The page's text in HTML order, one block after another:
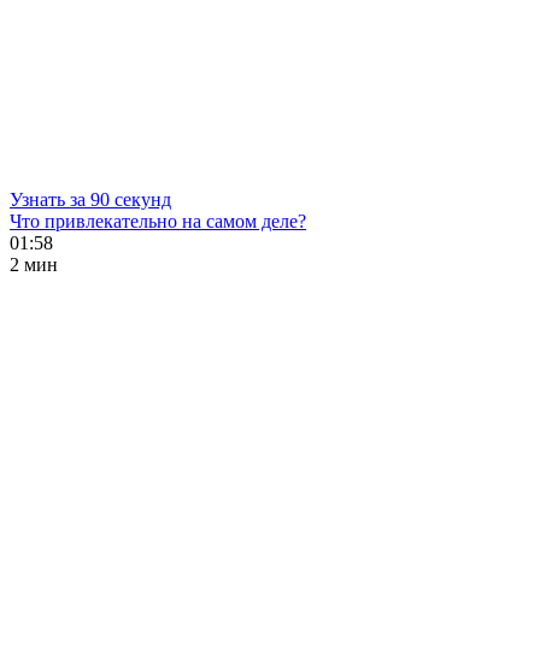
Узнать за 90 секунд
Что привлекательно на самом деле?
01:58
2 мин